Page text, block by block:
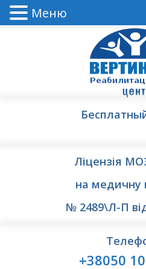
Ліцензія
на медичну
№ 2489\Л-П
+38050
Меню